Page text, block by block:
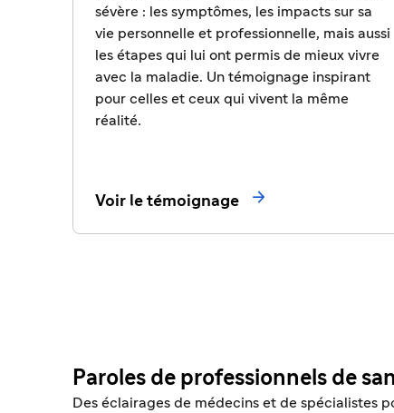
sévère : les symptômes, les impacts sur sa
vie personnelle et professionnelle, mais aussi
les étapes qui lui ont permis de mieux vivre
avec la maladie. Un témoignage inspirant
pour celles et ceux qui vivent la même
réalité.
Voir le témoignage 
Paroles de professionnels de
Des éclairages de médecins et de spécialistes